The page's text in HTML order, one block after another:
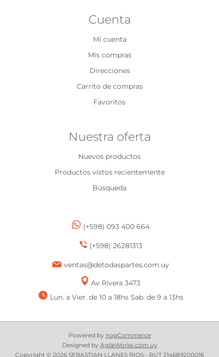
Cuenta
Mi cuenta
Mis compras
Direcciones
Carrito de compras
Favoritos
Nuestra oferta
Nuevos productos
Productos vistos recientemente
Búsqueda
(+598) 093 400 664
(+598) 26281313
ventas@detodaspartes.com.uy
Av Rivera 3473
Lun. a Vier. de 10 a 18hs Sab. de 9 a 13hs
Powered by nopCommerce
Designed by AgileWorks.com.uy
Copyright © 2026 SEBASTIAN LLANES RIOS - RUT 214689200016